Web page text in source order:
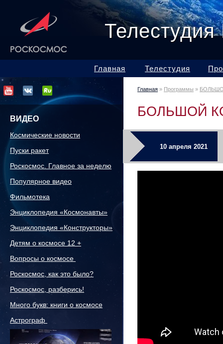
Главная Телестудия
ВИДЕО
Космические новости
Пуски ракет
Роскосмос. Главное за неделю
Популярное видео
Фильмотека
Энциклопедия «Космонавты»
Энциклопедия «Конструкторы»
Детям о космосе 12 +
Вопросы о космосе
Роскосмос, как это было?
Роскосмос, разберись!
Много букв: книги о космосе
Астрограф
Главная » Программы »
БОЛЬШОЙ
10 апреля 2021